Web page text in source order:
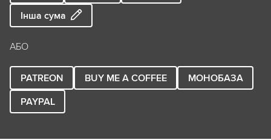
Інша сума
АБО
PATREON BUY ME A COFFEE
МОНОБАЗА
PAYPAL